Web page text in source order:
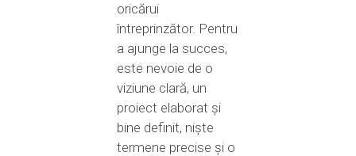
oricărui
întreprinzător. Pentru
a ajunge la succes,
este nevoie de o
viziune clară, un
proiect elaborat și
bine definit, niște
termene precise și o